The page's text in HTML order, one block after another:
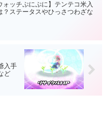
ォッチぷにぷに】テンテコ米入
？ステータスやひっさつわざな
入手
ど